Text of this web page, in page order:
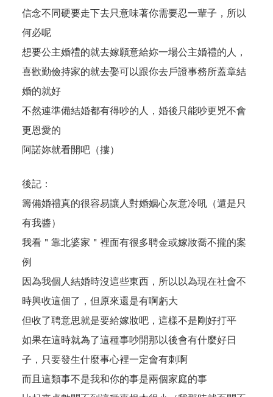
信念不同硬要走下去只意味著你需要忍一輩子，所以
何必呢
想要公主婚禮的就去嫁願意給妳一場公主婚禮的人，
喜歡勤儉持家的就去娶可以跟你去戶證事務所蓋章結
婚的就好
不然連準備結婚都有得吵的人，婚後只能吵更兇不會
更恩愛的
阿諾妳就看開吧（摟）
後記：
籌備婚禮真的很容易讓人對婚姻心灰意冷吼（還是只
有我醬）
我看＂靠北婆家＂裡面有很多聘金或嫁妝喬不攏的案
例
因為我個人結婚時沒這些東西，所以以為現在社會不
時興收這個了，但原來還是有啊虧大
但收了聘意思就是要給嫁妝吧，這樣不是剛好打平
如果在這時就為了這種事吵開那以後會有什麼好日
子，只要發生什麼事心裡一定會有刺啊
而且這類事不是我和你的事是兩個家庭的事